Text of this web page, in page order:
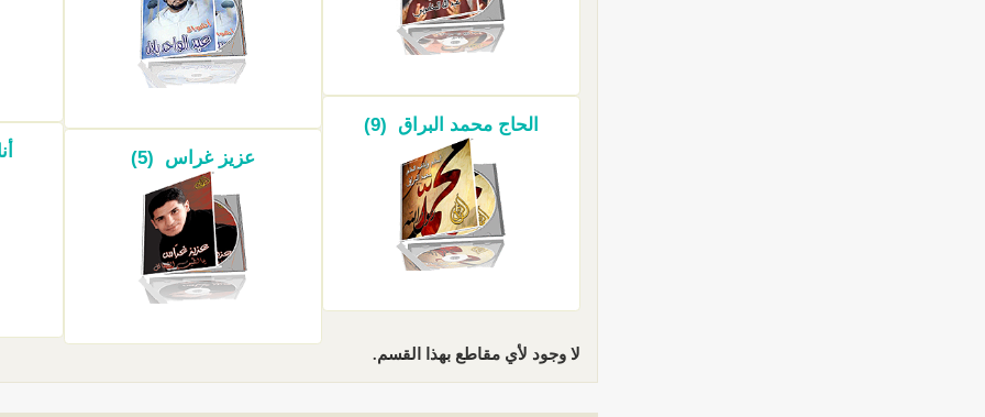
الحاج محمد البراق (9)
عزيز غراس (5)
لا وجود لأي مقاطع بهذا القسم.